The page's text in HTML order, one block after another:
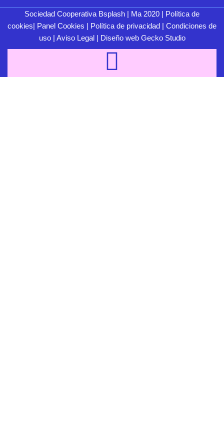
Sociedad Cooperativa Bsplash | Ma 2020 | Política de
cookies| Panel Cookies | Política de privacidad | Condiciones de
uso| Aviso Legal| Diseño web Gecko Studio